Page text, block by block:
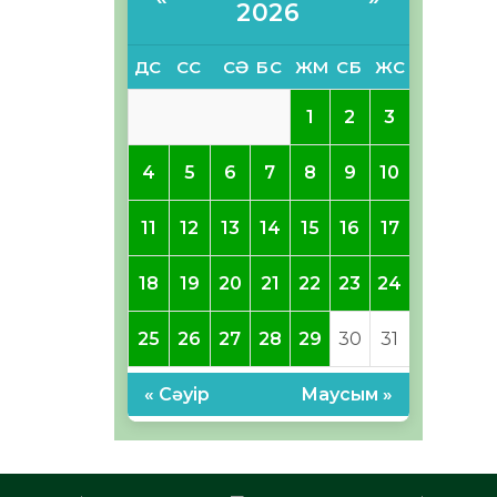
2026
ДС СС СӘ БС ЖМ СБ ЖС
1 2 3
4 5 6 7 8 9 10
11 12 13 14 15 16 17
18 19 20 21 22 23 24
25 26 27 28 29 30 31
« Сәуір Маусым »